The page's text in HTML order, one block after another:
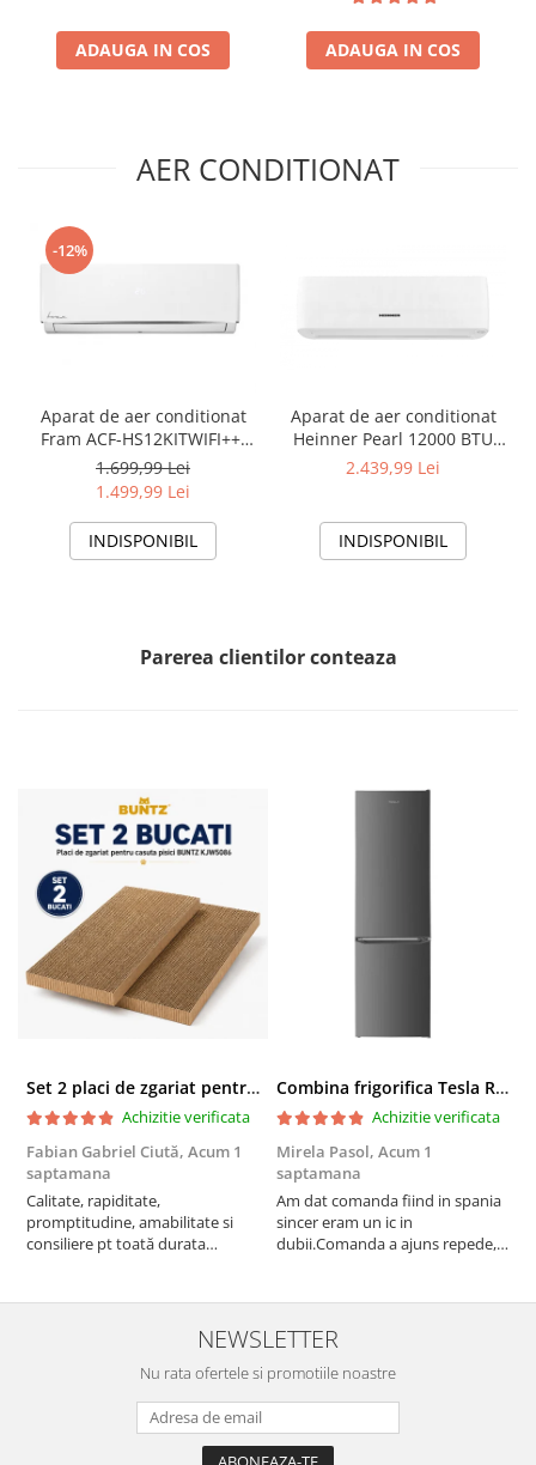
ADAUGA IN COS ADAUGA IN COS
AER CONDITIONAT
-12%
Aparat de aer conditionat
Fram ACF-HS12KITWIFI++,
12000 BTU, Wifi, Kit
instalare inclus, Functie
Sleep, Clasa A++
1.699,99 Lei
1.499,99 Lei
INDISPONIBIL
Aparat de aer conditionat
Heinner Pearl 12000 BTU
Wi-Fi, Clasa A+++/A+++, AI
alb
2.439,99 Lei
INDISPONIBIL
Parerea clientilor conteaza
Set 2 placi de zgariat pentru casuta pisici BUNTZ KJW5086, compatibile cu casuta 59 x 28.5 x 35 cm
Achizitie verificata
Fabian Gabriel Ciută, Acum 1
saptamana
Calitate, rapiditate,
promptitudine, amabilitate si
consiliere pt toată durata
Combina frigorifica Tesla RC2600HXE, 262 l, Clasa E, Iluminare LED, dezghetare automata frigider, H 180 cm, Inox
Achizitie verificata
Mirela Pasol, Acum 1
saptamana
Am dat comanda fiind in spania
sincer eram un ic in
dubii.Comanda a ajuns repede,in
treaba,va multumesc pentru
rapiditate si
amabilitate,RECOMAND 100%
NEWSLETTER
Nu rata ofertele si promotiile noastre